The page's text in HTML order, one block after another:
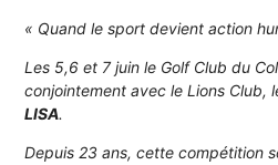
« Quand le sport devient action
Les 5,6 et 7 juin le Golf Club du
conjointement avec le Lions Club,
LISA.
Depuis 23 ans, cette compétition